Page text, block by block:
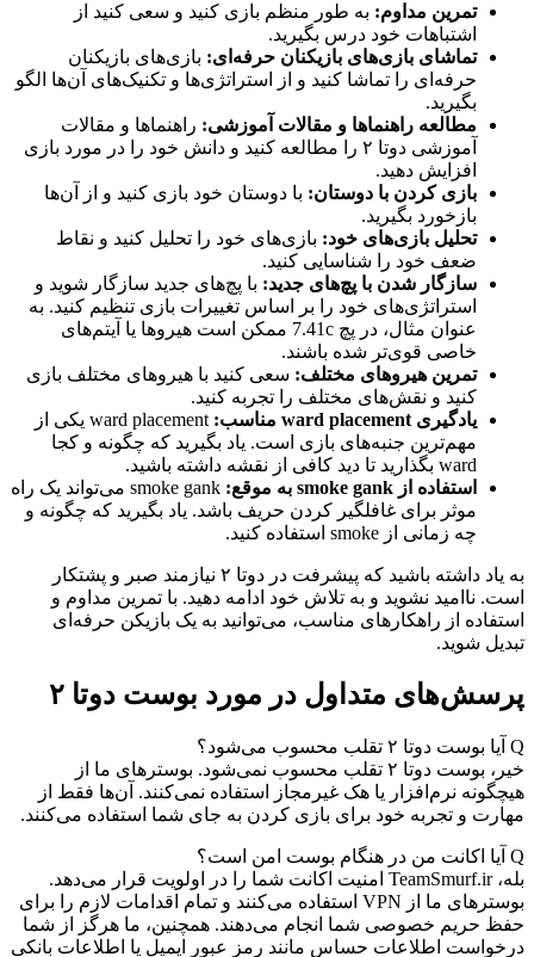
تمرین مداوم: به طور منظم بازی کنید و سعی کنید از
اشتباهات خود درس بگیرید.
تماشای بازی‌های بازیکنان حرفه‌ای: بازی‌های بازیکنان
حرفه‌ای را تماشا کنید و از استراتژی‌ها و تکنیک‌های آن‌ها الگو
بگیرید.
مطالعه راهنماها و مقالات آموزشی: راهنماها و مقالات
آموزشی دوتا ۲ را مطالعه کنید و دانش خود را در مورد بازی
افزایش دهید.
بازی کردن با دوستان: با دوستان خود بازی کنید و از آن‌ها
بازخورد بگیرید.
تحلیل بازی‌های خود: بازی‌های خود را تحلیل کنید و نقاط
ضعف خود را شناسایی کنید.
سازگار شدن با پچ‌های جدید: با پچ‌های جدید سازگار شوید و
استراتژی‌های خود را بر اساس تغییرات بازی تنظیم کنید. به
عنوان مثال، در پچ 7.41c ممکن است هیروها یا آیتم‌های
خاصی قوی‌تر شده باشند.
تمرین هیروهای مختلف: سعی کنید با هیروهای مختلف بازی
کنید و نقش‌های مختلف را تجربه کنید.
یادگیری ward placement مناسب:
ward placement یکی از
مهم‌ترین جنبه‌های بازی است. یاد بگیرید که چگونه و کجا
ward بگذارید تا دید کافی از نقشه داشته باشید.
استفاده از smoke gank به موقع:
smoke gank می‌تواند یک راه
موثر برای غافلگیر کردن حریف باشد. یاد بگیرید که چگونه و
چه زمانی از smoke استفاده کنید.
به یاد داشته باشید که پیشرفت در دوتا ۲ نیازمند صبر و پشتکار
است. ناامید نشوید و به تلاش خود ادامه دهید. با تمرین مداوم و
استفاده از راهکارهای مناسب، می‌توانید به یک بازیکن حرفه‌ای
تبدیل شوید.
پرسش‌های متداول در مورد بوست دوتا ۲
Q آیا بوست دوتا ۲ تقلب محسوب می‌شود؟
خیر، بوست دوتا ۲ تقلب محسوب نمی‌شود. بوسترهای ما از
هیچگونه نرم‌افزار یا هک غیرمجاز استفاده نمی‌کنند. آن‌ها فقط از
مهارت و تجربه خود برای بازی کردن به جای شما استفاده می‌کنند.
Q آیا اکانت من در هنگام بوست امن است؟
بله، TeamSmurf.ir امنیت اکانت شما را در اولویت قرار می‌دهد.
بوسترهای ما از VPN استفاده می‌کنند و تمام اقدامات لازم را برای
حفظ حریم خصوصی شما انجام می‌دهند. همچنین، ما هرگز از شما
درخواست اطلاعات حساس مانند رمز عبور ایمیل یا اطلاعات بانکی